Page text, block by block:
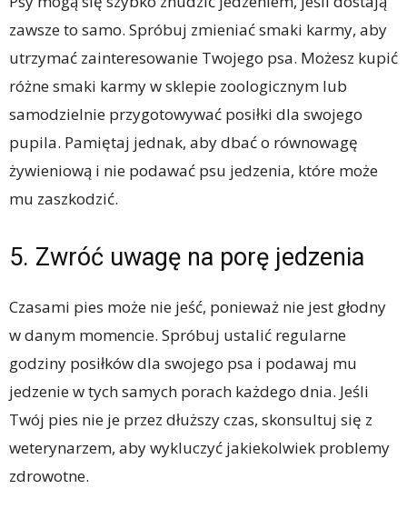
zawsze to samo. Spróbuj zmieniać smaki karmy, aby
utrzymać zainteresowanie Twojego psa. Możesz kupić
różne smaki karmy w sklepie zoologicznym lub
samodzielnie przygotowywać posiłki dla swojego
pupila. Pamiętaj jednak, aby dbać o równowagę
żywieniową i nie podawać psu jedzenia, które może
mu zaszkodzić.
5. Zwróć uwagę na porę jedzenia
Czasami pies może nie jeść, ponieważ nie jest głodny
w danym momencie. Spróbuj ustalić regularne
godziny posiłków dla swojego psa i podawaj mu
jedzenie w tych samych porach każdego dnia. Jeśli
Twój pies nie je przez dłuższy czas, skonsultuj się z
weterynarzem, aby wykluczyć jakiekolwiek problemy
zdrowotne.